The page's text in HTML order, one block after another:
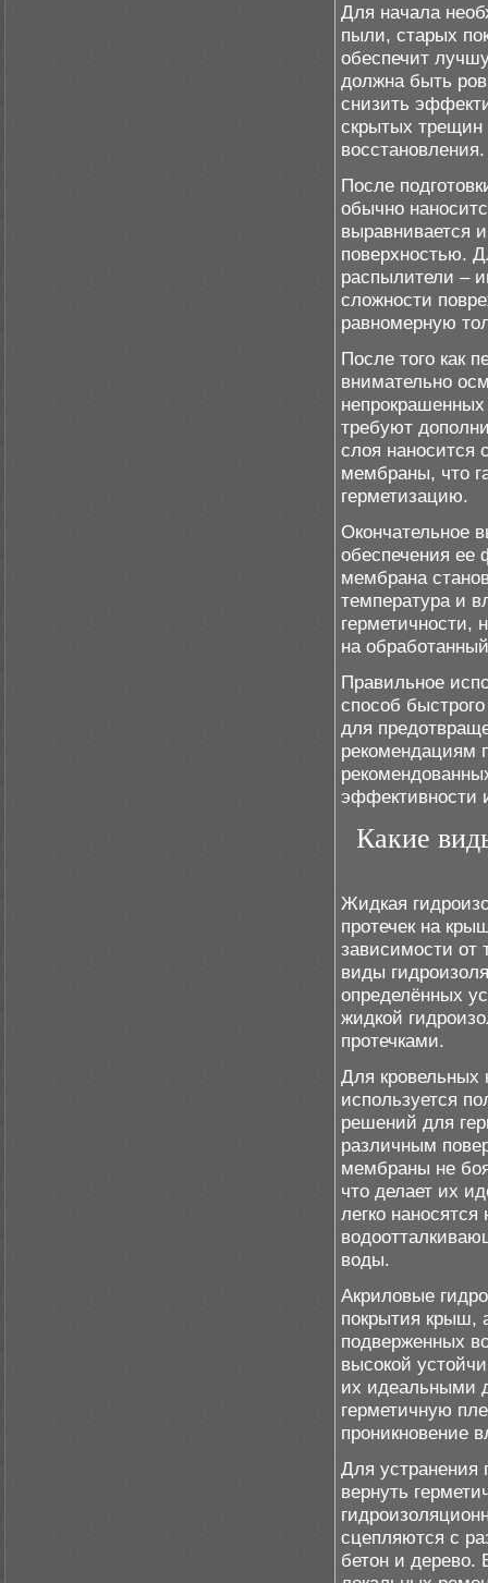
Для начала
пыли, старых
обеспечит
должна быть
снизить
скрытых трещин
восстановления.
После
обычно
выравнивается
поверхностью.
распылители –
сложности
равномерную
После того как
внимательно
требуют
слоя
мембраны, что
герметизацию.
Окончательное
обеспечения ее
мембрана
температура и
герметичности,
на
Правильное
способ
для
рекомендациям
эффективности
Какие
Жидкая
протечек на
зависимости от
виды
определённых
жидкой
протечками.
Для кровельных
используется
решений для
различным
мембраны не
что делает их
легко
воды.
Акриловые
покрытия крыш,
подверженных
высокой
их идеальными
герметичную
проникновение
Для устранения
вернуть
сцепляются с
бетон и дерево.